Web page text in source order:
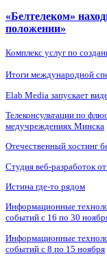
«Белтелеком»
положении»
Комплекс услуг по
Итоги международной
Elab Media запускает
Телеконсультации по
медучреждениях Минска
Отечественный хостинг
Студия веб-разработок
Истина где-то рядом
Информационные
событий с 16 по 30
Информационные
событий с 8 по 15 ноября